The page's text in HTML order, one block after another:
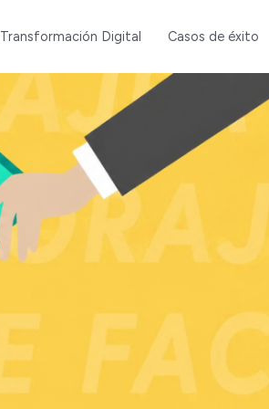
Transformación Digital Casos de éxito